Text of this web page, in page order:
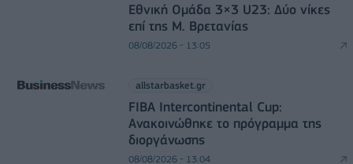
Εθνική Ομάδα 3×3 U23: Δύο νίκες
επί της Μ. Βρετανίας
08/08/2026 - 13:05
allstarbasket.gr
FIBA Intercontinental Cup:
Ανακοινώθηκε το πρόγραμμα της
διοργάνωσης
08/08/2026 - 13:04